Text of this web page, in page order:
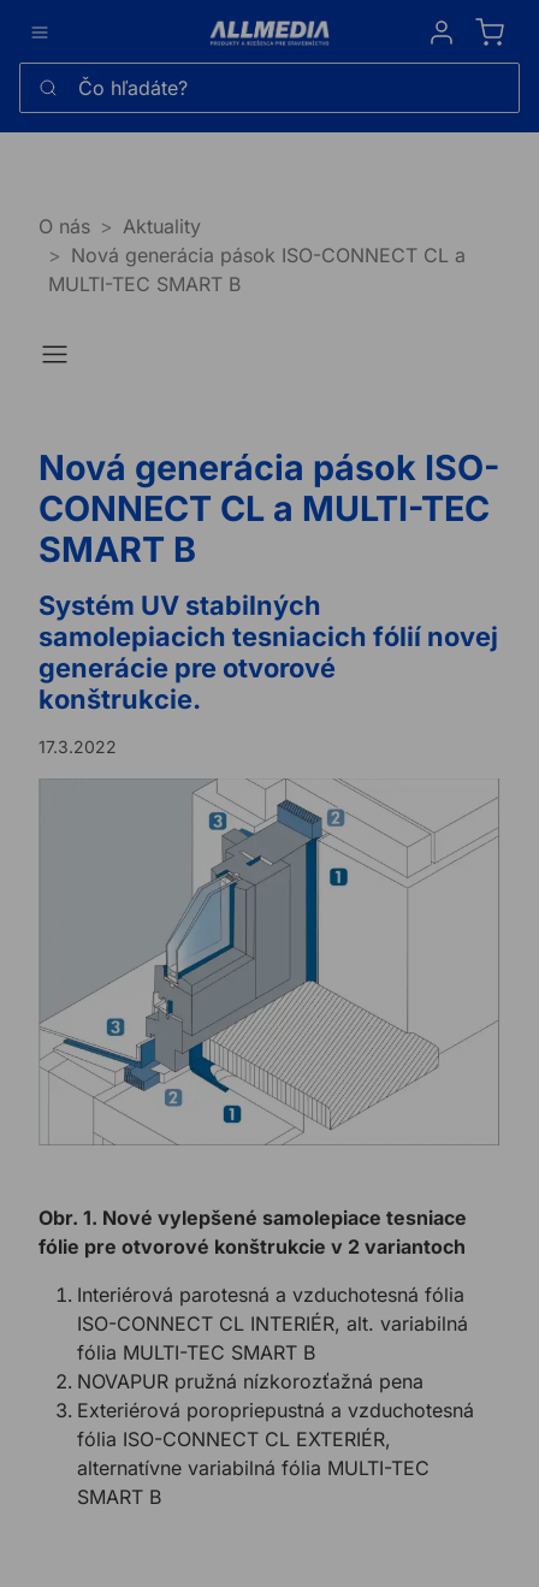
Sign in
Čo hľadáte?
O nás
Aktuality
Nová generácia pások ISO-CONNECT CL a
MULTI-TEC SMART B
Nová generácia pások ISO-
CONNECT CL a MULTI-TEC
SMART B
Systém UV stabilných
samolepiacich tesniacich fólií novej
generácie pre otvorové
konštrukcie.
17.3.2022
Obr. 1. Nové vylepšené samolepiace tesniace
fólie pre otvorové konštrukcie v 2 variantoch
Interiérová parotesná a vzduchotesná fólia
ISO-CONNECT CL INTERIÉR, alt. variabilná
fólia MULTI-TEC SMART B
NOVAPUR pružná nízkorozťažná pena
Exteriérová poropriepustná a vzduchotesná
fólia ISO-CONNECT CL EXTERIÉR,
alternatívne variabilná fólia MULTI-TEC
SMART B